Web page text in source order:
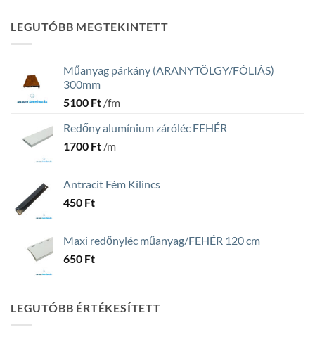
LEGUTÓBB MEGTEKINTETT
Műanyag párkány (ARANYTÖLGY/FÓLIÁS)
300mm
5100 Ft /fm
Redőny alumínium záróléc FEHÉR
1700 Ft /m
Antracit Fém Kilincs
450 Ft
Maxi redőnyléc műanyag/FEHÉR 120 cm
650 Ft
LEGUTÓBB ÉRTÉKESÍTETT